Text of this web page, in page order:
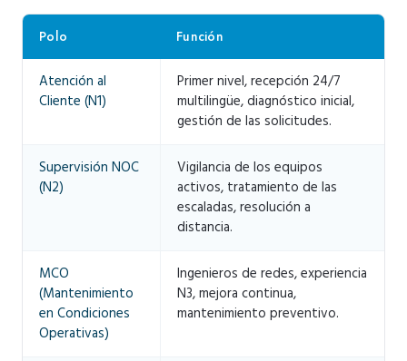
Polo Función
Atención al
Cliente (N1)
Primer nivel, recepción 24/7
multilingüe, diagnóstico inicial,
gestión de las solicitudes.
Supervisión NOC
(N2)
Vigilancia de los equipos
activos, tratamiento de las
escaladas, resolución a
distancia.
MCO
(Mantenimiento
en Condiciones
Operativas)
Ingenieros de redes, experiencia
N3, mejora continua,
mantenimiento preventivo.